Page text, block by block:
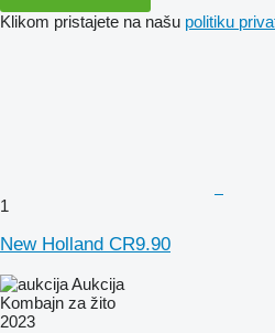
Klikom pristajete na našu politiku
1
New Holland CR9.90
Aukcija
Kombajn za žito
2023